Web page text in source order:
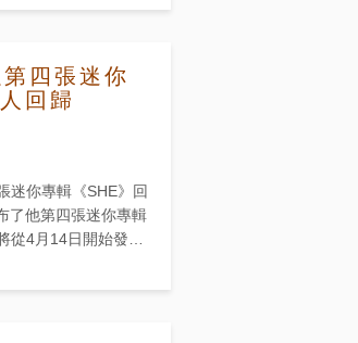
四張迷你
回歸
迷你專輯《SHE》回
從4月14日開始發布